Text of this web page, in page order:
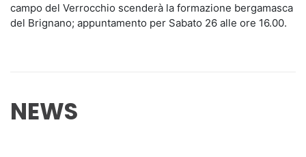
campo del Verrocchio scenderà la formazione bergamasca
del Brignano; appuntamento per Sabato 26 alle ore 16.00.
NEWS